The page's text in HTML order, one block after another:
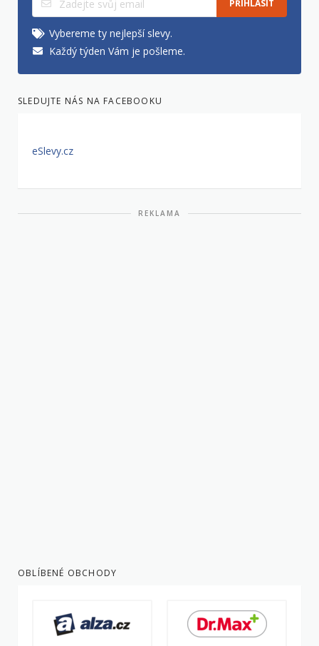
PŘIHLÁSIT
Vybereme ty nejlepší slevy.
Každý týden Vám je pošleme.
SLEDUJTE NÁS NA FACEBOOKU
eSlevy.cz
REKLAMA
OBLÍBENÉ OBCHODY